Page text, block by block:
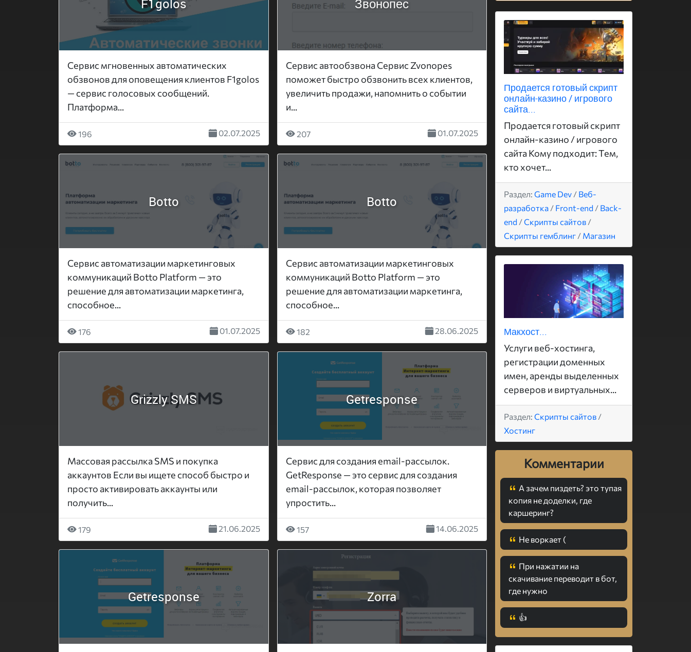
F1golos
Сервис мгновенных автоматических
обзвонов для оповещения клиентов F1golos
— сервис голосовых сообщений.
Платформа...
196 02.07.2025
Звонопес
Сервис автообзвона Сервис Zvonopes
поможет быстро обзвонить всех клиентов,
увеличить продажи, напомнить о событии
и...
207 01.07.2025
Botto
Сервис автоматизации маркетинговых
коммуникаций Botto Platform — это
решение для автоматизации маркетинга,
способное...
176 01.07.2025
Botto
Сервис автоматизации маркетинговых
коммуникаций Botto Platform — это
решение для автоматизации маркетинга,
способное...
182 28.06.2025
Grizzly SMS
Массовая рассылка SMS и покупка
аккаунтов Если вы ищете способ быстро и
просто активировать аккаунты или
получить...
179 21.06.2025
Getresponse
Cервис для создания email-рассылок.
GetResponse — это сервис для создания
email-рассылок, которая позволяет
упростить...
157 14.06.2025
Getresponse Zorra
Продается готовый скрипт
онлайн-казино / игрового
сайта...
Продается готовый скрипт
онлайн-казино / игрового
сайта Кому подходит: Тем,
кто хочет...
Раздел: Game Dev / Веб-
разработка / Front-end / Back-
end /Скрипты сайтов /
Скрипты гемблинг / Магазин
Макхост...
Услуги веб-хостинга,
регистрации доменных
имен, аренды выделенных
серверов и виртуальных...
Раздел: Скрипты сайтов /
Хостинг
Комментарии
А зачем пиздеть? это тупая
копия не доделки, где
каршеринг?
Не воркает (
При нажатии на
скачивание переводит в бот,
где нужно
👍